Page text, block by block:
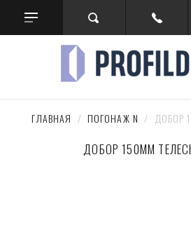
ГЛАВНАЯ
  /
ПОГОНАЖ N
/  ДОБОР
ДОБОР 150ММ